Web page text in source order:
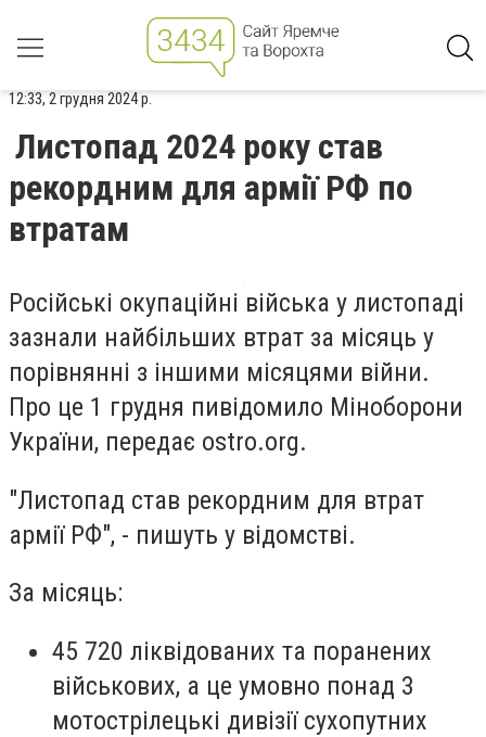
12:33, 2 грудня 2024 р.
Листопад 2024 року став
рекордним для армії РФ по
втратам
Російські окупаційні війська у листопаді
зазнали найбільших втрат за місяць у
порівнянні з іншими місяцями війни.
Про це 1 грудня пивідомило Міноборони
України, передає ostro.org.
"Листопад став рекордним для втрат
армії РФ", - пишуть у відомстві.
За місяць:
45 720 ліквідованих та поранених
військових, а це умовно понад 3
мотострілецькі дивізії сухопутних